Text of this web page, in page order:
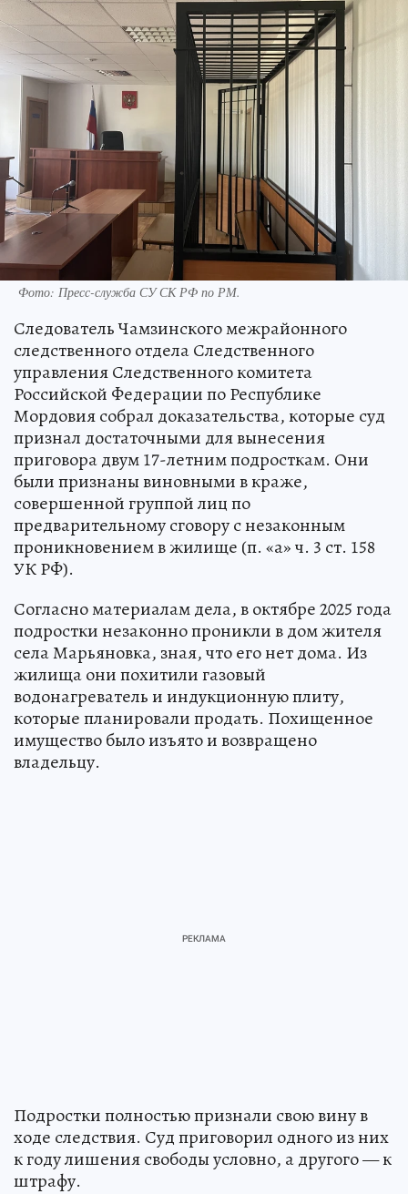
Фото: Пресс-служба СУ СК РФ по РМ.
Следователь Чамзинского межрайонного
следственного отдела Следственного
управления Следственного комитета
Российской Федерации по Республике
Мордовия собрал доказательства, которые суд
признал достаточными для вынесения
приговора двум 17-летним подросткам. Они
были признаны виновными в краже,
совершенной группой лиц по
предварительному сговору с незаконным
проникновением в жилище (п. «а» ч. 3 ст. 158
УК РФ).
Согласно материалам дела, в октябре 2025 года
подростки незаконно проникли в дом жителя
села Марьяновка, зная, что его нет дома. Из
жилища они похитили газовый
водонагреватель и индукционную плиту,
которые планировали продать. Похищенное
имущество было изъято и возвращено
владельцу.
Подростки полностью признали свою вину в
ходе следствия. Суд приговорил одного из них
к году лишения свободы условно, а другого — к
штрафу.